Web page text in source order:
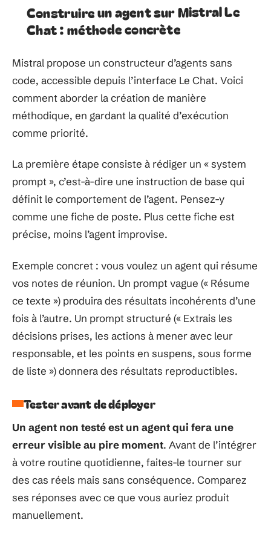
Construire un agent sur Mistral Le
Chat : méthode concrète
Mistral propose un constructeur d’agents sans
code, accessible depuis l’interface Le Chat. Voici
comment aborder la création de manière
méthodique, en gardant la qualité d’exécution
comme priorité.
La première étape consiste à rédiger un « system
prompt », c’est-à-dire une instruction de base qui
définit le comportement de l’agent. Pensez-y
comme une fiche de poste. Plus cette fiche est
précise, moins l’agent improvise.
Exemple concret : vous voulez un agent qui résume
vos notes de réunion. Un prompt vague (« Résume
ce texte ») produira des résultats incohérents d’une
fois à l’autre. Un prompt structuré (« Extrais les
décisions prises, les actions à mener avec leur
responsable, et les points en suspens, sous forme
de liste ») donnera des résultats reproductibles.
Tester avant de déployer
Un agent non testé est un agent qui fera une
erreur visible au pire moment. Avant de l’intégrer
à votre routine quotidienne, faites-le tourner sur
des cas réels mais sans conséquence. Comparez
ses réponses avec ce que vous auriez produit
manuellement.